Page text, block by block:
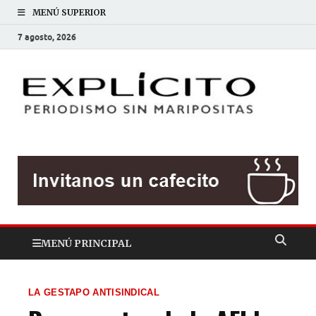
MENÚ SUPERIOR
7 agosto, 2026
MENÚ PRINCIPAL
LA GESTAPO ANTISINDICAL